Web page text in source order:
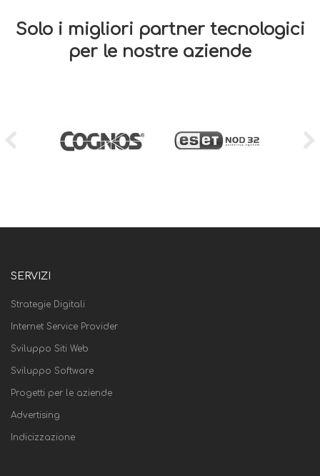
Solo i migliori partner tecnologici
per le nostre aziende
SERVIZI
Strategie Digitali
Internet Service Provider
Sviluppo Siti Web
Sviluppo Software
Progetti per le aziende
Advertising
Indicizzazione